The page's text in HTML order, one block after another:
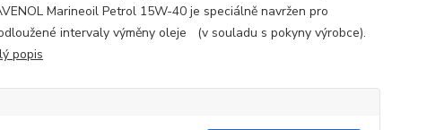
Marineoil Petrol 15W-40 je speciálně navržen pro
intervaly výměny oleje (v souladu s pokyny výrobce).
popis